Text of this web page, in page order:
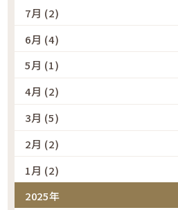
7月 (2)
6月 (4)
5月 (1)
4月 (2)
3月 (5)
2月 (2)
1月 (2)
2025年